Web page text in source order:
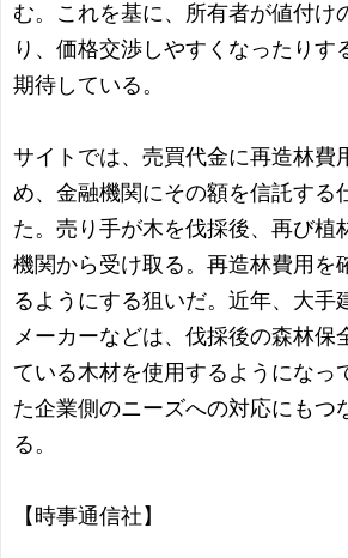
む。これを基に、所有者が値付け
り、価格交渉しやすくなったりす
期待している。
サイトでは、売買代金に再造林費
め、金融機関にその額を信託する
た。売り手が木を伐採後、再び植
機関から受け取る。再造林費用を
るようにする狙いだ。近年、大手
メーカーなどは、伐採後の森林保
ている木材を使用するようになっ
た企業側のニーズへの対応にもつ
る。
【時事通信社】